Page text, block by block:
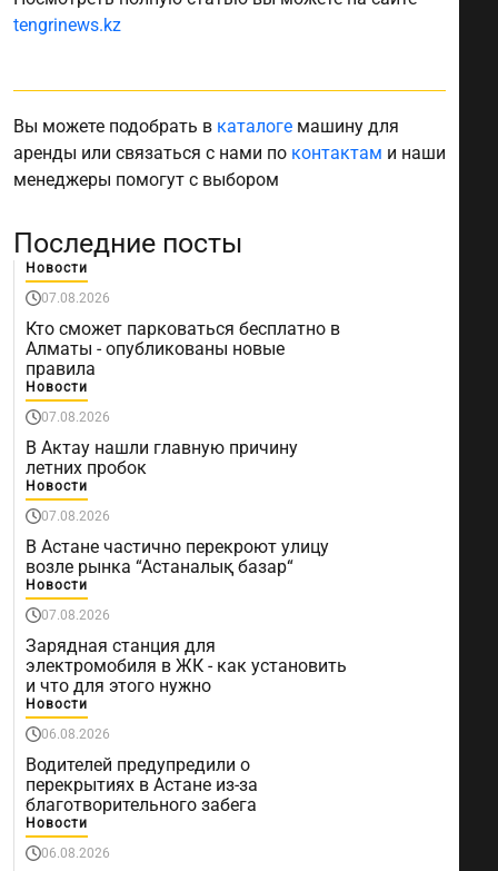
tengrinews.kz
Вы можете подобрать в каталоге машину для
аренды или связаться с нами по контактам и наши
менеджеры помогут с выбором
Последние посты
Новости
07.08.2026
Кто сможет парковаться бесплатно в
Алматы - опубликованы новые
правила
Новости
07.08.2026
В Актау нашли главную причину
летних пробок
Новости
07.08.2026
В Астане частично перекроют улицу
возле рынка “Астаналық базар“
Новости
07.08.2026
Зарядная станция для
электромобиля в ЖК - как установить
и что для этого нужно
Новости
06.08.2026
Водителей предупредили о
перекрытиях в Астане из-за
благотворительного забега
Новости
06.08.2026